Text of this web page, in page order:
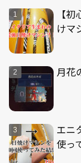
【
けマ
月花
エニ
使っ